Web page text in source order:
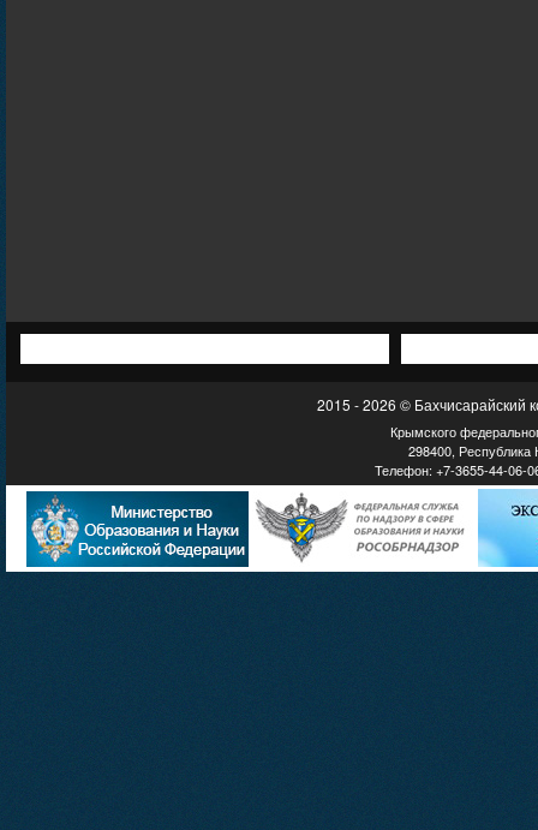
2015 - 2026 © Бахчисарайский
Крымского
298400, Республика
Телефон: +7-3655-44-06-